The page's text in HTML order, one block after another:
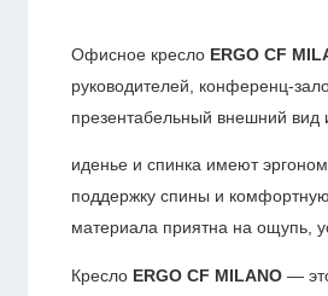
Офисное кресло ERGO CF
руководителей, конференц-
презентабельный внешний вид
иденье и спинка имеют
поддержку спины и
материала приятна на ощупь,
Кресло ERGO CF MILANO —